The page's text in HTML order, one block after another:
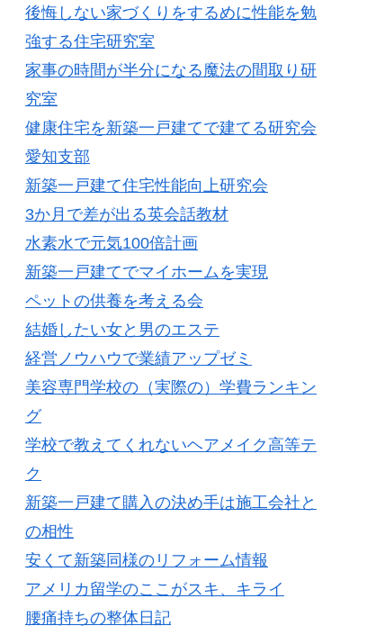
後悔しない家づくりをするめに性能を勉
強する住宅研究室
家事の時間が半分になる魔法の間取り研
究室
健康住宅を新築一戸建てで建てる研究会
愛知支部
新築一戸建て住宅性能向上研究会
3か月で差が出る英会話教材
水素水で元気100倍計画
新築一戸建てでマイホームを実現
ペットの供養を考える会
結婚したい女と男のエステ
経営ノウハウで業績アップゼミ
美容専門学校の（実際の）学費ランキン
グ
学校で教えてくれないヘアメイク高等テ
ク
新築一戸建て購入の決め手は施工会社と
の相性
安くて新築同様のリフォーム情報
アメリカ留学のここがスキ、キライ
腰痛持ちの整体日記